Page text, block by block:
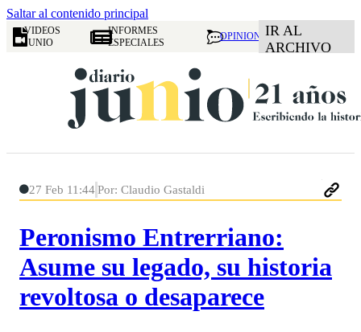
Saltar al contenido principal
VIDEOS
JUNIO
INFORMES
ESPECIALES
OPINION IR AL
ARCHIVO
27 Feb 11:44Por: Claudio Gastaldi
Peronismo Entrerriano:
Asume su legado, su historia
revoltosa o desaparece